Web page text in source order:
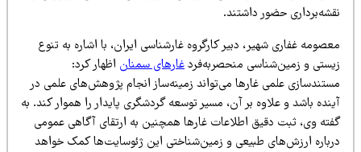
حضور داشتند.
غفاری شهیر، دبیر کارگروه غارشناسی ایران، با اشاره به تنوع
و زمین‌شناسی منحصربه‌فردغارهای سمناناظهار کرد:
علمی غارها می‌تواند زمینه‌ساز انجام پژوهش‌های علمی در
باشد و علاوه بر آن، مسیر توسعه گردشگری پایدار را هموار کند. به
وی، ثبت دقیق اطلاعات غارها همچنین به ارتقای آگاهی عمومی
ارزش‌های طبیعی و زمین‌شناختی این ژئوسایت‌ها کمک خواهد